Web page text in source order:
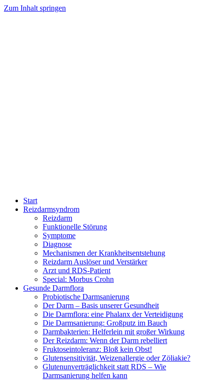
Zum Inhalt springen
Start
Reizdarmsyndrom
Reizdarm
Funktionelle Störung
Symptome
Diagnose
Mechanismen der Krankheitsentstehung
Reizdarm Auslöser und Verstärker
Arzt und RDS-Patient
Special: Morbus Crohn
Gesunde Darmflora
Probiotische Darmsanierung
Der Darm – Basis unserer Gesundheit
Die Darmflora: eine Phalanx der Verteidigung
Die Darmsanierung: Großputz im Bauch
Darmbakterien: Helferlein mit großer Wirkung
Der Reizdarm: Wenn der Darm rebelliert
Fruktoseintoleranz: Bloß kein Obst!
Glutensensitivität, Weizenallergie oder Zöliakie?
Glutenunverträglichkeit statt RDS – Wie
Darmsanierung helfen kann